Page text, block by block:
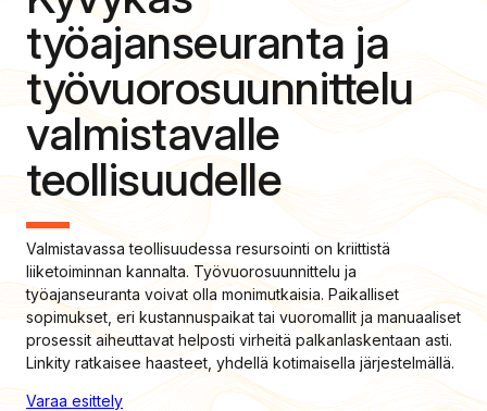
työajanseuranta ja
työvuorosuunnittelu
valmistavalle
teollisuudelle
Valmistavassa teollisuudessa resursointi on kriittistä
liiketoiminnan kannalta. Työvuorosuunnittelu ja
työajanseuranta voivat olla monimutkaisia. Paikalliset
sopimukset, eri kustannuspaikat tai vuoromallit ja manuaaliset
prosessit aiheuttavat helposti virheitä palkanlaskentaan asti.
Linkity ratkaisee haasteet, yhdellä kotimaisella järjestelmällä.
Varaa esittely